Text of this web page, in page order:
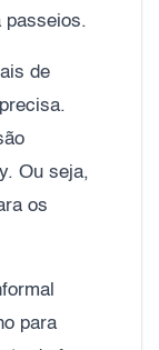
passeios.
de
Ou seja,
os
para